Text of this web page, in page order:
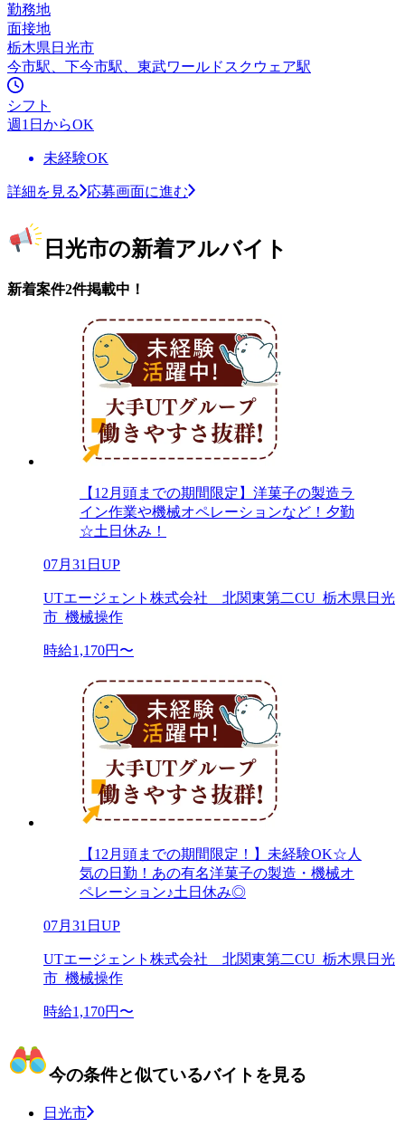
勤務地
面接地
栃木県日光市
今市駅、下今市駅、東武ワールドスクウェア駅
シフト
週1日からOK
未経験OK
詳細を見る 応募画面に進む
日光市の新着アルバイト
新着案件2件掲載中！
【12月頭までの期間限定】洋菓子の製造ラ
イン作業や機械オペレーションなど！夕勤
☆土日休み！
07月31日UP
UTエージェント株式会社 北関東第二CU_栃木県日光
市_機械操作
時給1,170円〜
【12月頭までの期間限定！】未経験OK☆人
気の日勤！あの有名洋菓子の製造・機械オ
ペレーション♪土日休み◎
07月31日UP
UTエージェント株式会社 北関東第二CU_栃木県日光
市_機械操作
時給1,170円〜
今の条件と似ているバイトを見る
日光市